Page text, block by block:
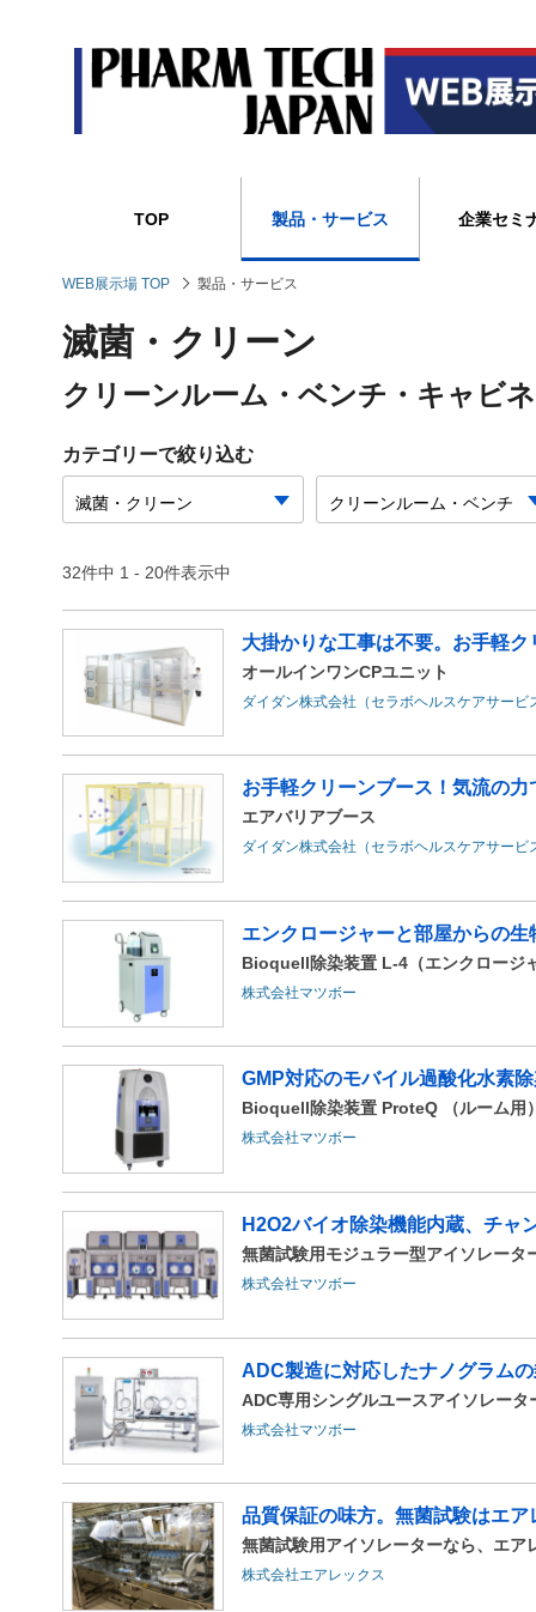
TOP 製品・サービス 企業セミ
WEB展示場 TOP 製品・サービス
滅菌・クリーン
クリーンルーム・ベンチ・キャビ
カテゴリーで絞り込む
32件中 1 - 20件表示中
大掛かりな工事は不要。お手軽
オールインワンCPユニット
ダイダン株式会社（セラボヘルスケアサービ
お手軽クリーンブース！気流の
エアバリアブース
ダイダン株式会社（セラボヘルスケアサービ
エンクロージャーと部屋からの
Bioquell除染装置 L-4（エンクロージ
株式会社マツボー
GMP対応のモバイル過酸化水素
Bioquell除染装置 ProteQ （ルーム用
株式会社マツボー
H2O2バイオ除染機能内蔵、チャ
無菌試験用モジュラー型アイソレー
株式会社マツボー
ADC製造に対応したナノグラム
ADC専用シングルユースアイソレー
株式会社マツボー
品質保証の味方。無菌試験はエ
無菌試験用アイソレーターなら、エア
株式会社エアレックス